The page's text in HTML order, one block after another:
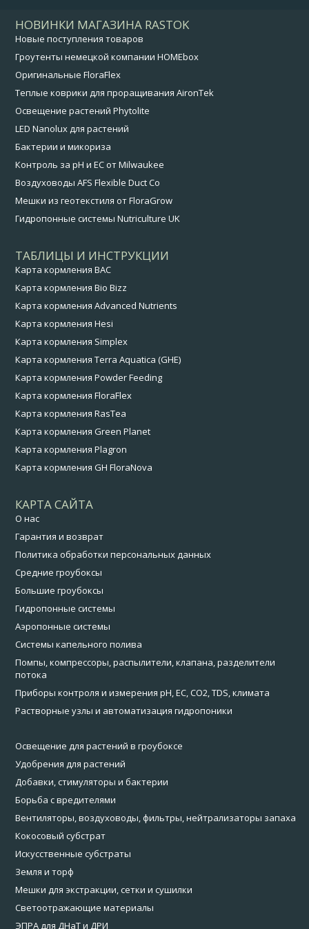
НОВИНКИ МАГАЗИНА RASTOK
Новые поступления товаров
Гроутенты немецкой компании HOMEbox
Оригинальные FloraFlex
Теплые коврики для проращивания AironTek
Освещение растений Phytolite
LED Nanolux для растений
Бактерии и микориза
Контроль за pH и EC от Milwaukee
Воздуховоды AFS Flexible Duct Co
Мешки из геотекстиля от FloraGrow
Гидропонные системы Nutriculture UK
ТАБЛИЦЫ И ИНСТРУКЦИИ
Карта кормления BAC
Карта кормления Bio Bizz
Карта кормления Advanced Nutrients
Карта кормления Hesi
Карта кормления Simplex
Карта кормления Terra Aquatica (GHE)
Карта кормления Powder Feeding
Карта кормления FloraFlex
Карта кормления RasTea
Карта кормления Green Planet
Карта кормления Plagron
Карта кормления GH FloraNova
КАРТА САЙТА
О нас
Гарантия и возврат
Политика обработки персональных данных
Средние гроубоксы
Большие гроубоксы
Гидропонные системы
Аэропонные системы
Системы капельного полива
Помпы, компрессоры, распылители, клапана, разделители
потока
Приборы контроля и измерения pH, EC, CO2, TDS, климата
Растворные узлы и автоматизация гидропоники
Освещение для растений в гроубоксе
Удобрения для растений
Добавки, стимуляторы и бактерии
Борьба с вредителями
Вентиляторы, воздуховоды, фильтры, нейтрализаторы запаха
Кокосовый субстрат
Искусственные субстраты
Земля и торф
Мешки для экстракции, сетки и сушилки
Светоотражающие материалы
ЭПРА для ДНаТ и ДРИ